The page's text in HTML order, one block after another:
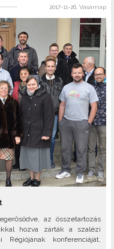
2017-11-26, Vasárnap
az összetartozás
hozva zárták a szalézi
konferenciáját,